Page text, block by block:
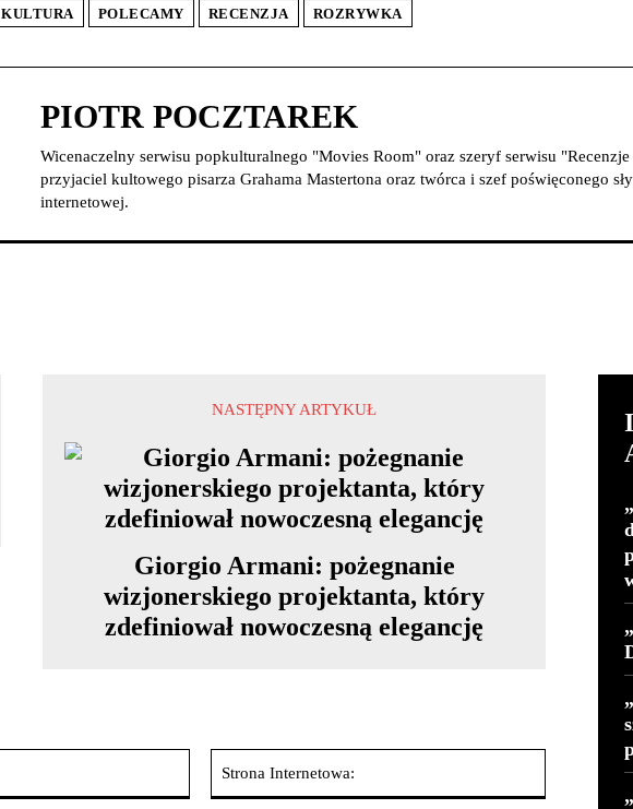
KULTURA POLECAMY RECENZJA ROZRYWKA
PIOTR POCZTAREK
Wicenaczelny serwisu popkulturalnego "Movies Room" oraz szeryf serwisu
przyjaciel kultowego pisarza Grahama Mastertona oraz twórca i szef poświęconego
internetowej.
NASTĘPNY ARTYKUŁ
Giorgio Armani: pożegnanie
wizjonerskiego projektanta, który
zdefiniował nowoczesną elegancję